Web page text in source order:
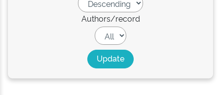
Authors/record